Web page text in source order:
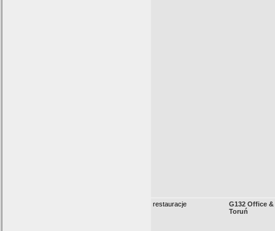
restauracje
G132 Office
Toruń